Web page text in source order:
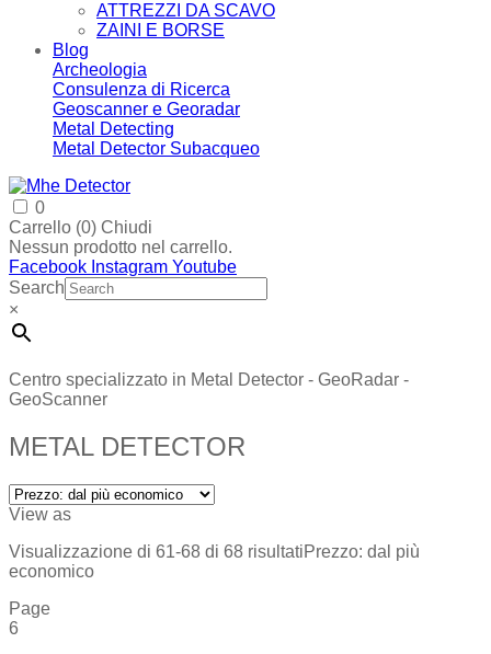
ATTREZZI DA SCAVO
ZAINI E BORSE
Blog
Archeologia
Consulenza di Ricerca
Geoscanner e Georadar
Metal Detecting
Metal Detector Subacqueo
0
Carrello (0) Chiudi
Nessun prodotto nel carrello.
Facebook Instagram Youtube
Search
×
Centro specializzato in Metal Detector - GeoRadar -
GeoScanner
METAL DETECTOR
View as
Visualizzazione di 61-68 di 68 risultatiPrezzo: dal più
economico
Page
6